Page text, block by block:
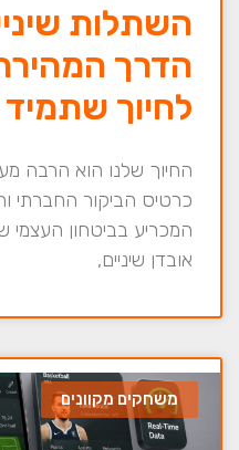
השתלות
הדרך
לחיוך
החיוך שלנו הוא הרבה
כרטיס הביקור החברתי
המכריע בביטחון העצמי
אובדן שיניים,
משחקים מקוונים